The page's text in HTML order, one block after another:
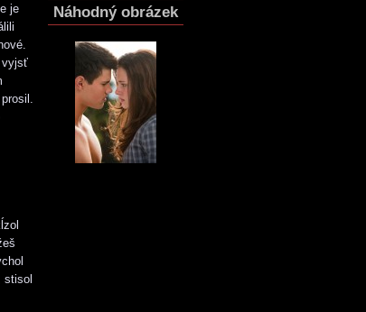
je
vyjsť
stisol
Náhodný obrázek